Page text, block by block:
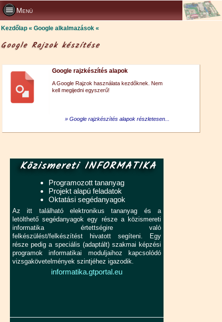
Menü
Kezdőlap Google alkalmazások
Google Rajzok készítése
Google rajzkészítés alapok
A Google Rajzok használata kezdőknek. Nem
kell megijedni egyszerű!
Google rajzkészítés alapok részletesen...
Közismereti INFORMATIKA
Programozott tananyag
Projekt alapú feladatok
Oktatási segédanyagok
Az itt található elektronikus tananyag és a
letölthető segédanyagok egy része a közismereti
informatika értettségire való
felkészülést/felkészítést hivatott segíteni. Egy
része pedig a speciális (adaptált) szakmai képzési
programok informatikai moduljaihoz kapcsolódó
vizsgakövetelmények szintjéhez igazodik.
informatika.gtportal.eu